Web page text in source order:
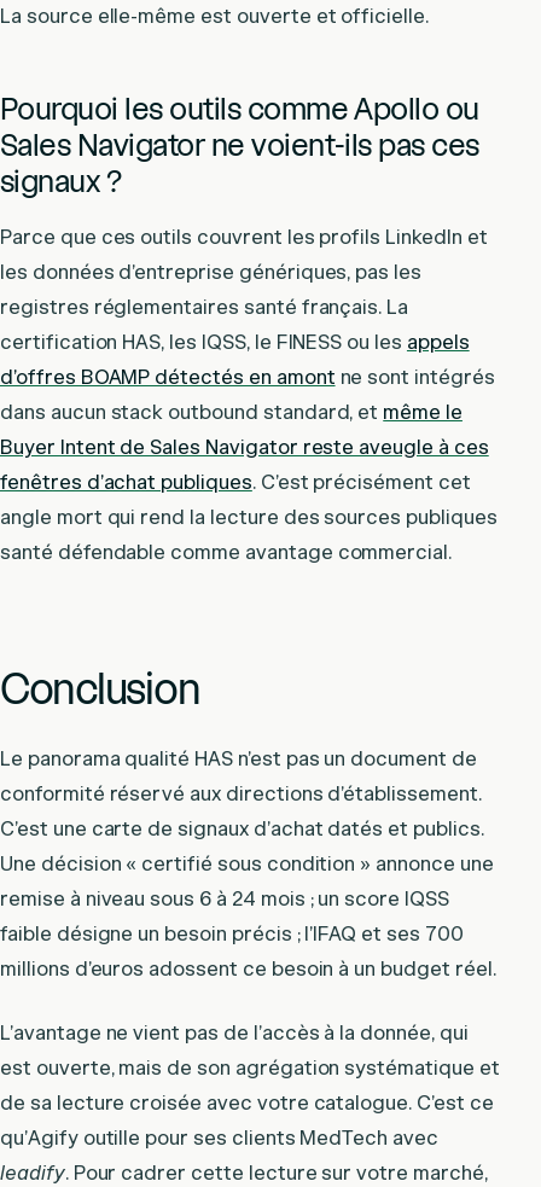
La source elle-même est ouverte et officielle.
Pourquoi les outils comme Apollo ou
Sales Navigator ne voient-ils pas ces
signaux ?
Parce que ces outils couvrent les profils LinkedIn et
les données d’entreprise génériques, pas les
registres réglementaires santé français. La
certification HAS, les IQSS, le FINESS ou les appels
d’offres BOAMP détectés en amont ne sont intégrés
dans aucun stack outbound standard, et même le
Buyer Intent de Sales Navigator reste aveugle à ces
fenêtres d’achat publiques. C’est précisément cet
angle mort qui rend la lecture des sources publiques
santé défendable comme avantage commercial.
Conclusion
Le panorama qualité HAS n’est pas un document de
conformité réservé aux directions d’établissement.
C’est une carte de signaux d’achat datés et publics.
Une décision « certifié sous condition » annonce une
remise à niveau sous 6 à 24 mois ; un score IQSS
faible désigne un besoin précis ; l’IFAQ et ses 700
millions d’euros adossent ce besoin à un budget réel.
L’avantage ne vient pas de l’accès à la donnée, qui
est ouverte, mais de son agrégation systématique et
de sa lecture croisée avec votre catalogue. C’est ce
qu’Agify outille pour ses clients MedTech avec
leadify. Pour cadrer cette lecture sur votre marché,